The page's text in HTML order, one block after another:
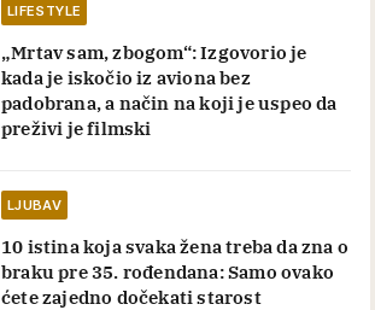
LIFESTYLE
„Mrtav sam, zbogom“: Izgovorio je
kada je iskočio iz aviona bez
padobrana, a način na koji je uspeo da
preživi je filmski
LJUBAV
10 istina koja svaka žena treba da zna o
braku pre 35. rođendana: Samo ovako
ćete zajedno dočekati starost